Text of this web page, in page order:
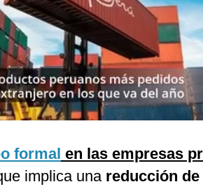
formal en las empresas
implica una reducción de